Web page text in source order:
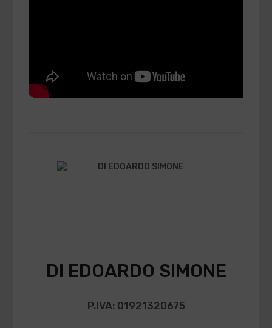
DI EDOARDO SIMONE
P.IVA: 01921320675